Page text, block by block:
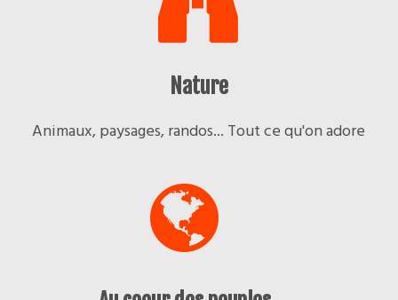
Nature
Animaux, paysages, randos... Tout ce qu'on adore